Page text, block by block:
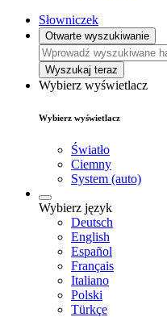
Słowniczek
Otwarte wyszukiwanie
Wyszukaj teraz
Wybierz wyświetlacz
Wybierz wyświetlacz
Światło
Ciemny
System (auto)
Wybierz język
Deutsch
English
Español
Français
Italiano
Polski
Türkçe